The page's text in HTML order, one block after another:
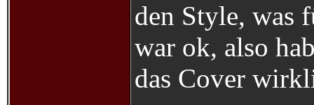
den Style, was
war ok, also
das Cover